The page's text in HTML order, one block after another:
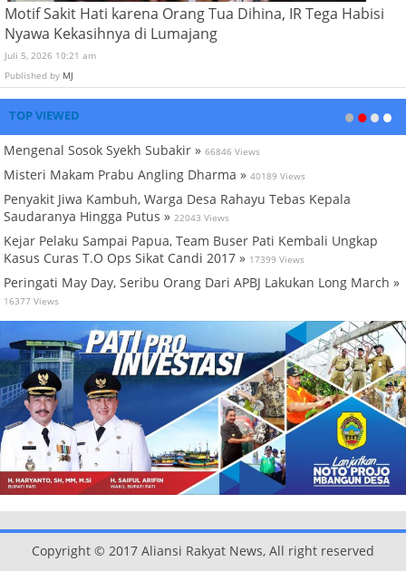
Motif Sakit Hati karena Orang Tua Dihina, IR Tega Habisi
Nyawa Kekasihnya di Lumajang
Juli 5, 2026 10:21 am
Published by MJ
TOP VIEWED
Mengenal Sosok Syekh Subakir » 66846 Views
Misteri Makam Prabu Angling Dharma » 40189 Views
Penyakit Jiwa Kambuh, Warga Desa Rahayu Tebas Kepala
Saudaranya Hingga Putus » 22043 Views
Kejar Pelaku Sampai Papua, Team Buser Pati Kembali Ungkap
Kasus Curas T.O Ops Sikat Candi 2017 » 17399 Views
Peringati May Day, Seribu Orang Dari APBJ Lakukan Long March »
16377 Views
Copyright © 2017 Aliansi Rakyat News, All right reserved